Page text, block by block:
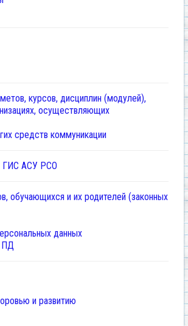
курсов, дисциплин (модулей),
осуществляющих
средств коммуникации
ГИС АСУ РСО
обучающихся и их родителей (законных
данных
ПД
и развитию